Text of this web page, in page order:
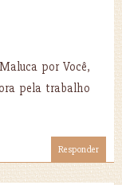
por Você,
pela trabalho
Responder